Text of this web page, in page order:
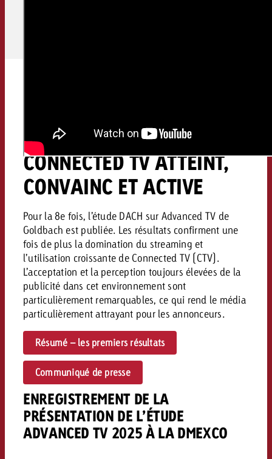
2025 : LA PUBLICITÉ
CONNECTED TV ATTEINT,
CONVAINC ET ACTIVE
Pour la 8e fois, l’étude DACH sur Advanced TV de
Goldbach est publiée. Les résultats confirment une
fois de plus la domination du streaming et
l’utilisation croissante de Connected TV (CTV).
L’acceptation et la perception toujours élevées de la
publicité dans cet environnement sont
particulièrement remarquables, ce qui rend le média
particulièrement attrayant pour les annonceurs.
Résumé – les premiers résultats
Communiqué de presse
ENREGISTREMENT DE LA
PRÉSENTATION DE L’ÉTUDE
ADVANCED TV 2025 À LA DMEXCO